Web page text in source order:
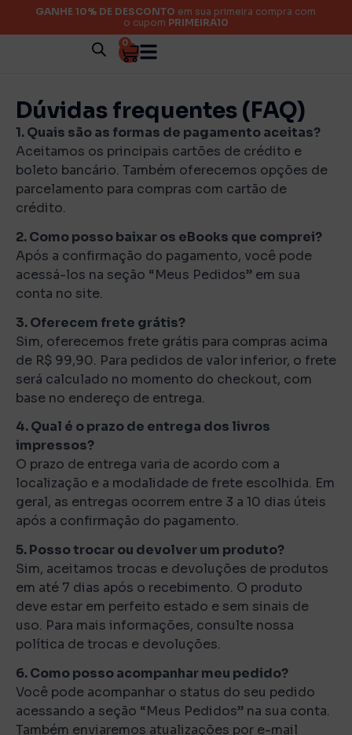
GANHE 10% DE DESCONTO em sua primeira compra com
o cupom PRIMEIRA10
0
Dúvidas frequentes (FAQ)
1. Quais são as formas de pagamento aceitas?
Aceitamos os principais cartões de crédito e
boleto bancário. Também oferecemos opções de
parcelamento para compras com cartão de
crédito.
2. Como posso baixar os eBooks que comprei?
Após a confirmação do pagamento, você pode
acessá-los na seção “Meus Pedidos” em sua
conta no site.
3. Oferecem frete grátis?
Sim, oferecemos frete grátis para compras acima
de R$ 99,90. Para pedidos de valor inferior, o frete
será calculado no momento do checkout, com
base no endereço de entrega.
4. Qual é o prazo de entrega dos livros
impressos?
O prazo de entrega varia de acordo com a
localização e a modalidade de frete escolhida. Em
geral, as entregas ocorrem entre 3 a 10 dias úteis
após a confirmação do pagamento.
5. Posso trocar ou devolver um produto?
Sim, aceitamos trocas e devoluções de produtos
em até 7 dias após o recebimento. O produto
deve estar em perfeito estado e sem sinais de
uso. Para mais informações, consulte nossa
política de trocas e devoluções.
6. Como posso acompanhar meu pedido?
Você pode acompanhar o status do seu pedido
acessando a seção “Meus Pedidos” na sua conta.
Também enviaremos atualizações por e-mail